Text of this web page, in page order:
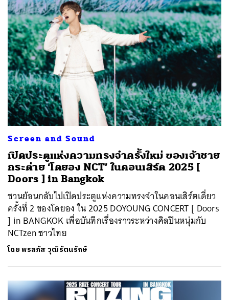
Screen and Sound
เปิดประตูแห่งความทรงจำครั้งใหม่ ของเจ้าชาย
กระต่าย ‘โดยอง NCT’ ในคอนเสิร์ต 2025 [
Doors ] in Bangkok
ชวนย้อนกลับไปเปิดประตูแห่งความทรงจำในคอนเสิร์ตเดี่ยว
ครั้งที่ 2 ของโดยอง ใน 2025 DOYOUNG CONCERT [ Doors
] in BANGKOK เพื่อบันทึกเรื่องราวระหว่างศิลปินหนุ่มกับ
NCTzen ชาวไทย
โดยพรลภัส วุฒิรัตนรักษ์